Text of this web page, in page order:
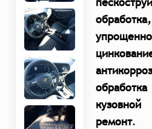
обработка,
кузовной
ремонт.